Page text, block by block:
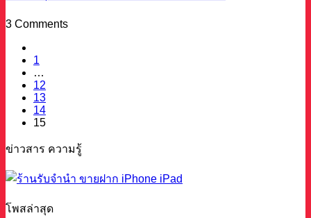
3 Comments
1
…
12
13
14
15
ข่าวสาร ความรู้
โพสล่าสุด